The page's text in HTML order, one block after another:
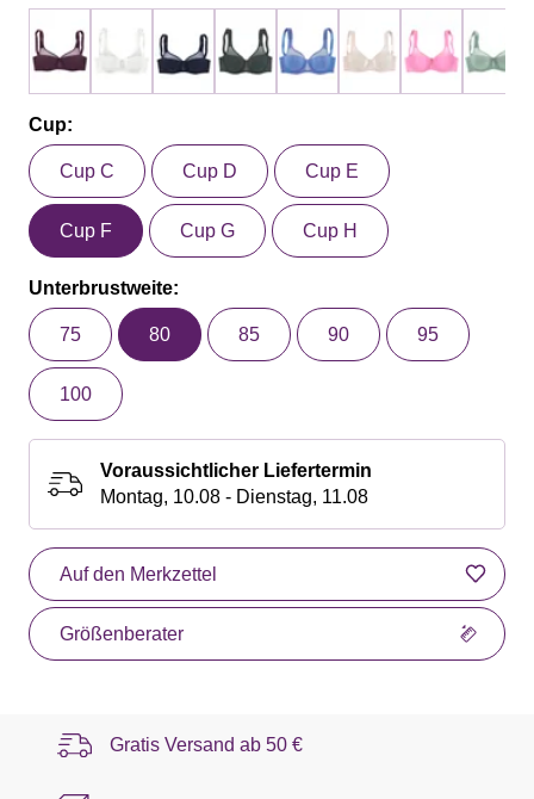
Cup:
Cup C Cup D Cup E
Cup F Cup G Cup H
Unterbrustweite:
75 80 85 90 95
100
Voraussichtlicher Liefertermin
Montag, 10.08 - Dienstag, 11.08
Auf den Merkzettel
Größenberater
Gratis Versand ab 50 €